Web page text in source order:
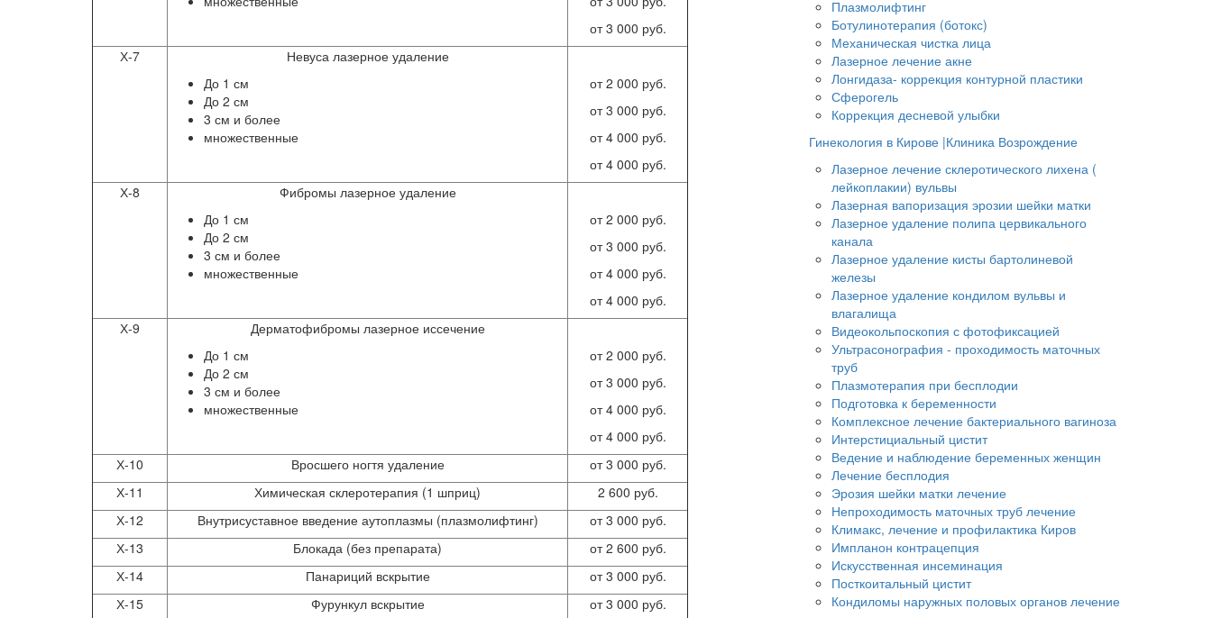
от 3 000 руб.
Х-7
Невуса лазерное удаление
До 1 см
До 2 см
3 см и более
множественные
от 2 000 руб.
от 3 000 руб.
от 4 000 руб.
от 4 000 руб.
Х-8
Фибромы лазерное удаление
До 1 см
До 2 см
3 см и более
множественные
от 2 000 руб.
от 3 000 руб.
от 4 000 руб.
от 4 000 руб.
Х-9
Дерматофибромы лазерное иссечение
До 1 см
До 2 см
3 см и более
множественные
от 2 000 руб.
от 3 000 руб.
от 4 000 руб.
от 4 000 руб.
Х-10
Вросшего ногтя удаление
от 3 000 руб.
Х-11
Химическая склеротерапия (1 шприц)
2 600 руб.
Х-12
Внутрисуставное введение аутоплазмы (плазмолифтинг)
от 3 000 руб.
Х-13
Блокада (без препарата)
от 2 600 руб.
Х-14
Панариций вскрытие
от 3 000 руб.
Х-15
Фурункул вскрытие
от 3 000 руб.
Плазмолифтинг
Ботулинотерапия (ботокс)
Механическая чистка лица
Лазерное лечение акне
Лонгидаза- коррекция контурной пластики
Сферогель
Коррекция десневой улыбки
Гинекология в Кирове |Клиника Возрождение
Лазерное лечение склеротического лихена (
лейкоплакии) вульвы
Лазерная вапоризация эрозии шейки матки
Лазерное удаление полипа цервикального
канала
Лазерное удаление кисты бартолиневой
железы
Лазерное удаление кондилом вульвы и
влагалища
Видеокольпоскопия с фотофиксацией
Ультрасонография - проходимость маточных
труб
Плазмотерапия при бесплодии
Подготовка к беременности
Комплексное лечение бактериального вагиноза
Интерстициальный цистит
Ведение и наблюдение беременных женщин
Лечение бесплодия
Эрозия шейки матки лечение
Непроходимость маточных труб лечение
Климакс, лечение и профилактика Киров
Импланон контрацепция
Искусственная инсеминация
Посткоитальный цистит
Кондиломы наружных половых органов лечение